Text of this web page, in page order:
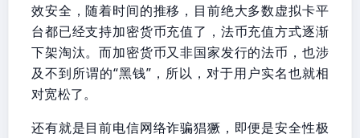
效安全，随着时间的推移，目前绝大多数虚拟卡平
台都已经支持加密货币充值了，法币充值方式逐渐
下架淘汰。而加密货币又非国家发行的法币，也涉
及不到所谓的“黑钱”，所以，对于用户实名也就相
对宽松了。
还有就是目前电信网络诈骗猖獗，即便是安全性极